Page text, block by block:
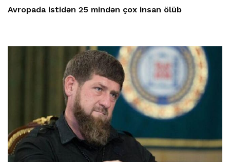
Avropada istidən 25 mindən çox insan ölüb